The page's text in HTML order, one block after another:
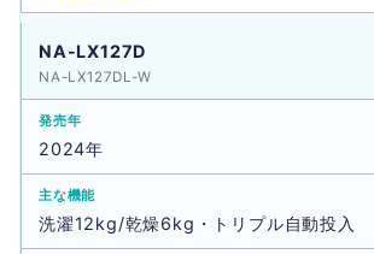
NA-LX127D
NA-LX127DL-W
2024年
洗濯12kg/乾燥6kg・トリプル自動投入